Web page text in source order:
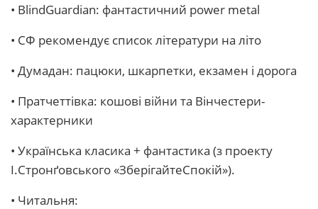
• BlindGuardian: фантастичний power metal
• СФ рекомендує список літератури на літо
• Думадан: пацюки, шкарпетки, екзамен і дорога
• Пратчеттівка: кошові війни та Вінчестери-
характерники
• Українська класика + фантастика (з проекту
І.Стронґовського «ЗберігайтеСпокій»).
• Читальня: